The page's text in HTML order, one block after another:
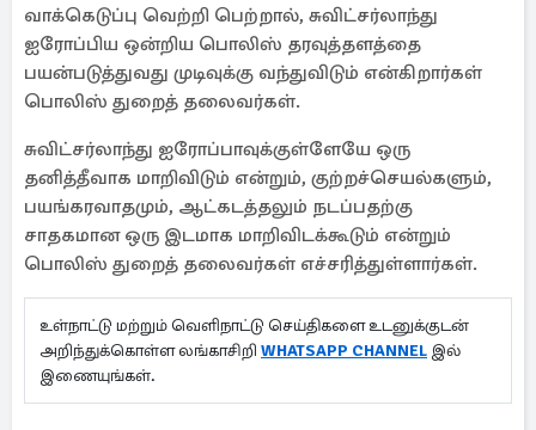
வாக்கெடுப்பு வெற்றி பெற்றால், சுவிட்சர்லாந்து
ஐரோப்பிய ஒன்றிய பொலிஸ் தரவுத்தளத்தை
பயன்படுத்துவது முடிவுக்கு வந்துவிடும் என்கிறார்கள்
பொலிஸ் துறைத் தலைவர்கள்.
சுவிட்சர்லாந்து ஐரோப்பாவுக்குள்ளேயே ஒரு
தனித்தீவாக மாறிவிடும் என்றும், குற்றச்செயல்களும்,
பயங்கரவாதமும், ஆட்கடத்தலும் நடப்பதற்கு
சாதகமான ஒரு இடமாக மாறிவிடக்கூடும் என்றும்
பொலிஸ் துறைத் தலைவர்கள் எச்சரித்துள்ளார்கள்.
உள்நாட்டு மற்றும் வெளிநாட்டு செய்திகளை உடனுக்குடன்
அறிந்துக்கொள்ள லங்காசிறி WHATSAPP CHANNEL இல்
இணையுங்கள்.